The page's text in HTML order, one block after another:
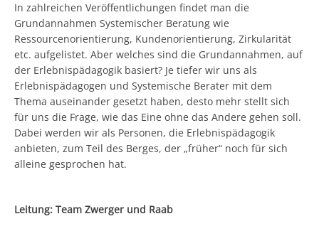
In zahlreichen Veröffentlichungen findet man die
Grundannahmen Systemischer Beratung wie
Ressourcenorientierung, Kundenorientierung, Zirkularität
etc. aufgelistet. Aber welches sind die Grundannahmen, auf
der Erlebnispädagogik basiert? Je tiefer wir uns als
Erlebnispädagogen und Systemische Berater mit dem
Thema auseinander gesetzt haben, desto mehr stellt sich
für uns die Frage, wie das Eine ohne das Andere gehen soll.
Dabei werden wir als Personen, die Erlebnispädagogik
anbieten, zum Teil des Berges, der „früher“ noch für sich
alleine gesprochen hat.
Leitung: Team Zwerger und Raab